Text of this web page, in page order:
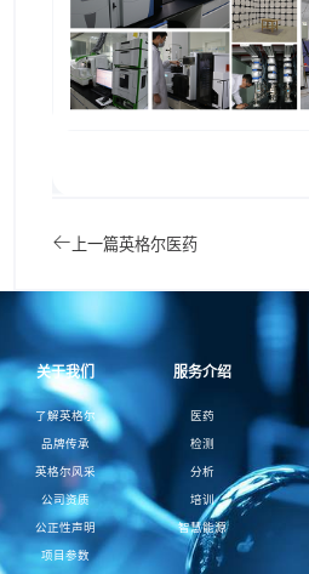
上一篇英格尔医药
关于我们
了解英格尔
品牌传承
英格尔风采
公司资质
公正性声明
项目参数
服务介绍
医药
检测
分析
培训
智慧能源